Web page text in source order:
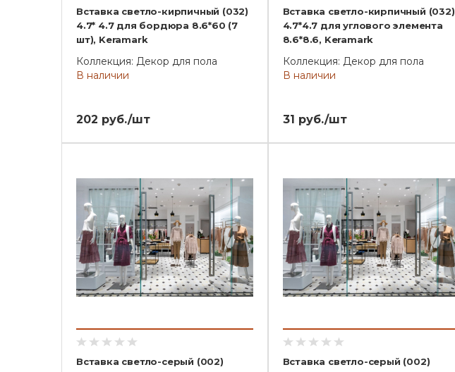
Вставка светло-кирпичный (032)
4.7* 4.7 для бордюра 8.6*60 (7
шт), Keramark
Коллекция: Декор для пола
В наличии
202 руб./шт
Вставка светло-кирпичный (032)
4.7*4.7 для углового элемента
8.6*8.6, Keramark
Коллекция: Декор для пола
В наличии
31 руб./шт
Вставка светло-серый (002)
Вставка светло-серый (002)